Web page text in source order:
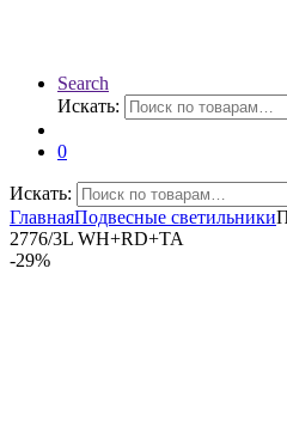
Search
Искать:
0
Искать:
ГлавнаяПодвесные светильники
2776/3L WH+RD+TA
-29%